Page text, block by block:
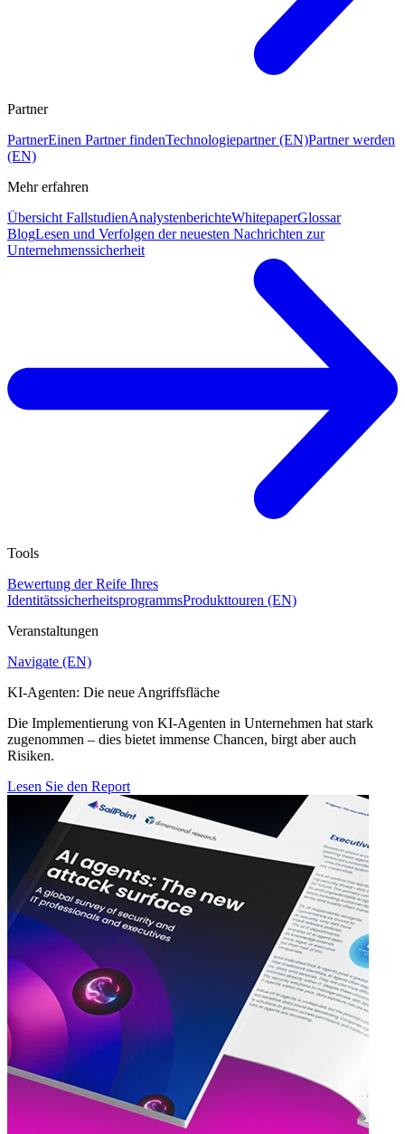
Partner
PartnerEinen Partner findenTechnologiepartner (EN)Partner werden
(EN)
Mehr erfahren
Übersicht FallstudienAnalystenberichteWhitepaperGlossar
BlogLesen und Verfolgen der neuesten Nachrichten zur
Unternehmenssicherheit
Tools
Bewertung der Reife Ihres
IdentitätssicherheitsprogrammsProdukttouren (EN)
Veranstaltungen
Navigate (EN)
KI-Agenten: Die neue Angriffsfläche
Die Implementierung von KI-Agenten in Unternehmen hat stark
zugenommen – dies bietet immense Chancen, birgt aber auch
Risiken.
Lesen Sie den Report